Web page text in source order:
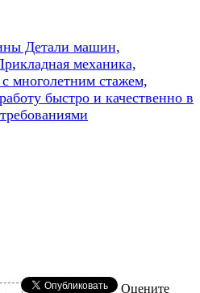
Детали машин,
механика,
многолетним стажем,
быстро и качественно в
Оцените